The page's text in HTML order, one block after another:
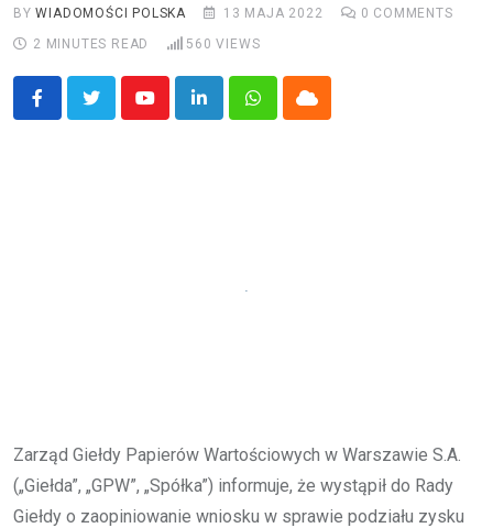
BYWIADOMOŚCI POLSKA 13 MAJA 2022 0 COMMENTS
2 MINUTES READ
560 VIEWS
YoutubeLinkedInWhatsappCloud
Zarząd Giełdy Papierów Wartościowych w Warszawie S.A.
(„Giełda”, „GPW”, „Spółka”) informuje, że wystąpił do Rady
Giełdy o zaopiniowanie wniosku w sprawie podziału zysku